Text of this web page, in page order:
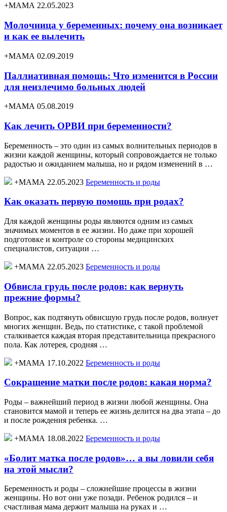
+МАМА 22.05.2023
Молочница у беременных: почему она возникает
и как ее вылечить
+МАМА 02.09.2019
Паллиативная помощь: Что изменится в России
для неизлечимо больных людей
+МАМА 05.08.2019
Как лечить ОРВИ при беременности?
Беременность – это один из самых волнительных периодов в
жизни каждой женщины, который сопровождается не только
радостью и ожиданием малыша, но и рядом изменений в …
+МАМА 22.05.2023 Беременность и роды
Как оказать первую помощь при родах?
Для каждой женщины роды являются одним из самых
значимых моментов в ее жизни. Но даже при хорошей
подготовке и контроле со стороны медицинских
специалистов, ситуации …
+МАМА 22.05.2023 Беременность и роды
Обвисла грудь после родов: как вернуть
прежние формы?
Вопрос, как подтянуть обвисшую грудь после родов, волнует
многих женщин. Ведь, по статистике, с такой проблемой
сталкивается каждая вторая представительница прекрасного
пола. Как лотерея, сродняя …
+МАМА 17.10.2022 Беременность и роды
Сокращение матки после родов: какая норма?
Роды – важнейший период в жизни любой женщины. Она
становится мамой и теперь ее жизнь делится на два этапа – до
и после рождения ребенка. …
+МАМА 18.08.2022 Беременность и роды
«Болит матка после родов»… а вы ловили себя
на этой мысли?
Беременность и роды – сложнейшие процессы в жизни
женщины. Но вот они уже позади. Ребенок родился – и
счастливая мама держит малыша на руках и …